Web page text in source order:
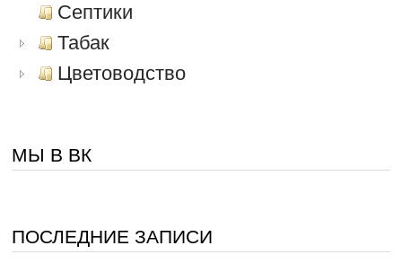
Септики
Табак
Цветоводство
МЫ В ВК
ПОСЛЕДНИЕ ЗАПИСИ